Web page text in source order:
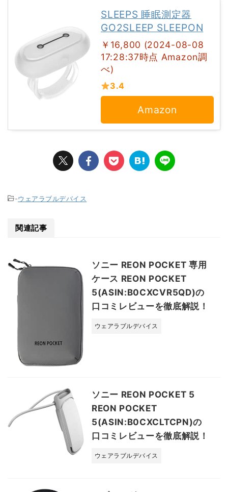
SLEEPS 睡眠測定器
GO2SLEEP SLEEPON
￥16,800 (2024-08-08
17:28:37時点 Amazon調
べ)
3.4
Amazon
-ウェアラブルデバイス
関連記事
ソニー REON POCKET 専用
ケース REON POCKET
5(ASIN:B0CXCVR5QD)の
口コミレビューを徹底解説！
ウェアラブルデバイス
ソニー REON POCKET 5
REON POCKET
5(ASIN:B0CXCLTCPN)の
口コミレビューを徹底解説！
ウェアラブルデバイス